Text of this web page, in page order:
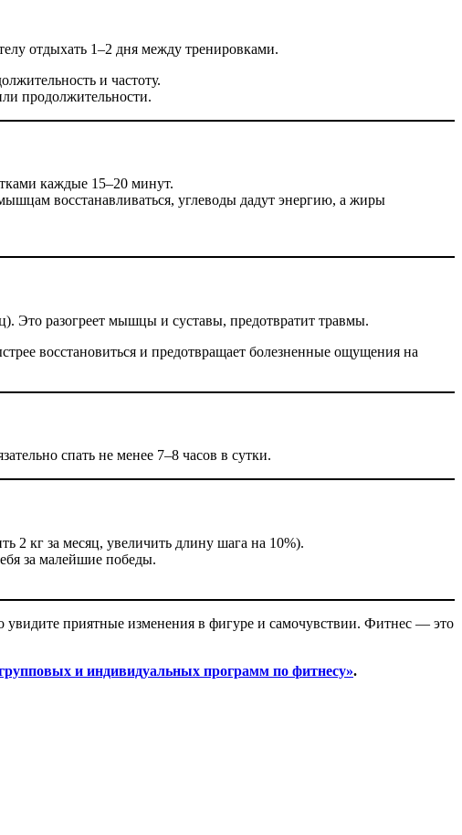
отдыхать 1–2 дня между тренировками.
и частоту.
продолжительности.
каждые 15–20 минут.
восстанавливаться, углеводы дадут энергию, а жиры
Это разогреет мышцы и суставы, предотвратит травмы.
восстановиться и предотвращает болезненные ощущения на
спать не менее 7–8 часов в сутки.
2 кг за месяц, увеличить длину шага на 10%).
за малейшие победы.
увидите приятные изменения в фигуре и самочувствии. Фитнес — это
и индивидуальных программ по фитнесу».